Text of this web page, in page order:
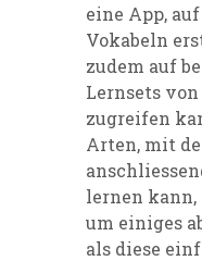
eine App,
Vokabeln
zudem auf
Lernsets von
zugreifen
Arten, mit
lernen kann,
um einiges
als diese